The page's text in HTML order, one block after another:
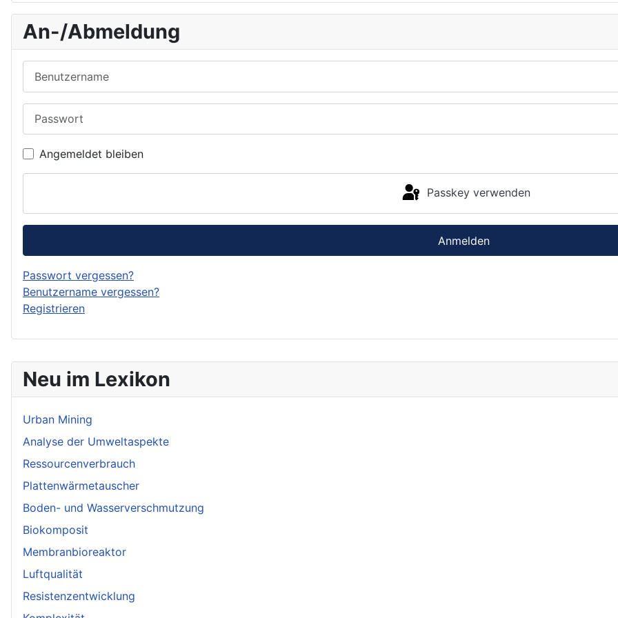
Neu im Lexikon
Urban Mining
Analyse der Umweltaspekte
Ressourcenverbrauch
Plattenwärmetauscher
Boden- und Wasserverschmutzung
Biokomposit
Membranbioreaktor
Luftqualität
Resistenzentwicklung
An-/Abmeldung
Angemeldet bleiben
Passkey verwenden
Anmelden
Passwort vergessen?
Benutzername vergessen?
Registrieren